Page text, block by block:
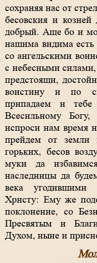
сохраняя нас от
бесовския и
добрый. Аще бо и
нашима видима есть
со ангельскими
с небесными
предстоящи,
воистину и по
припадаем и
Всесильному
испроси нам время
прейдем от
горьких, бесов
муки да
наследницы да
века угодившими
Христу: Ему же
поклонение, со
Пресвятым и
Духом, ныне и